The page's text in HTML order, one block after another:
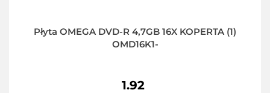
Płyta OMEGA DVD-R 4,7GB 16X KOPERTA (1)
OMD16K1-
1.92